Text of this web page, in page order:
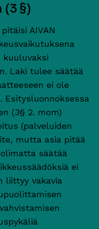
§)
AIVAN
Laki tulee säätää
ei ole
Esitysluonnoksessa
(3§ 2. mom)
(palveluiden
mutta asia pitää
säätää
ei
liittyy vakavia